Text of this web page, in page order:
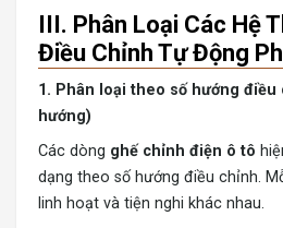
III. Phân Loại Các Hệ
Điều Chỉnh Tự Động
1. Phân loại theo số hướng điều
hướng)
Các dòng ghế chỉnh điện ô tô
dạng theo số hướng điều chỉnh.
linh hoạt và tiện nghi khác nhau.